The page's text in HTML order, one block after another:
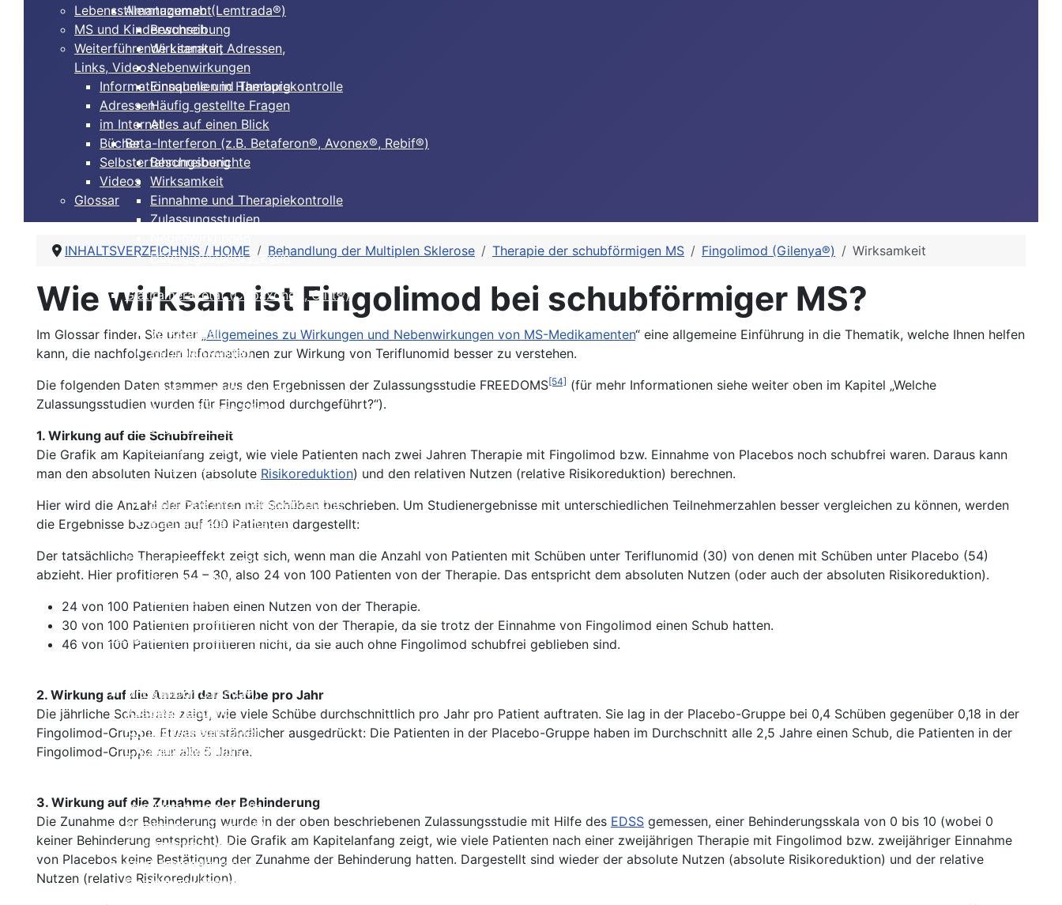
Alemtuzumab (Lemtrada®)
Beschreibung
Wirksamkeit
Nebenwirkungen
Einnahme und Therapiekontrolle
Häufig gestellte Fragen
Alles auf einen Blick
Beta-Interferon (z.B. Betaferon®, Avonex®, Rebif®)
Beschreibung
Wirksamkeit
Einnahme und Therapiekontrolle
Zulassungsstudien
Häufig gestellte Fragen
Glatirameracetat (Copaxone®, Clift®)
Beschreibung
Wirksamkeit
Nebenwirkungen
Häufig gestellte Fragen
Alles auf einen Blick
Dimethylfumarat, BG12 (Tecfidera®)
Beschreibung
Wirksamkeit
Nebenwirkungen
Einnahme und Therapiekontrolle
Häufig gestellte Fragen
Teriflunomid (Aubagio®)
Beschreibung
Wirksamkeit
Nebenwirkungen
Einnahme und Therapiekontrolle
Häufig gestellte Fragen
Fingolimod (Gilenya®)
Beschreibung
Wirksamkeit
Nebenwirkungen
Alles auf einen Blick
Natalizumab (Tysabri®)
Beschreibung
Wirksamkeit
Nebenwirkungen
Therapie der sekundär
progredienten MS
Mitoxantron
Azathioprin
Kombinationstherapien
Cyclophosphamid
Immunglobuline
Cladibrin
Cyclosporin
Keine Immuntherapie
Einzelnachweise
Therapie der primär progredienten
Lebensstilmanagement
MS und Kinderwunsch
Weiterführende Literatur, Adressen,
Links, Videos
Informationsquellen in Hamburg
Adressen
im Internet
Bücher
Selbsterfahrungsberichte
Videos
Glossar
INHALTSVERZEICHNIS / HOME Behandlung der Multiplen Sklerose Therapie der schubförmigen MS Fingolimod (Gilenya®) Wirksamkeit
Wie wirksam ist Fingolimod bei schubförmiger MS?
Im Glossar finden Sie unter „Allgemeines zu Wirkungen und Nebenwirkungen von MS-Medikamenten“ eine allgemeine Einführung in die Thematik, welche Ihnen helfen
kann, die nachfolgenden Informationen zur Wirkung von Teriflunomid besser zu verstehen.
Die folgenden Daten stammen aus den Ergebnissen der Zulassungsstudie FREEDOMS[54] (für mehr Informationen siehe weiter oben im Kapitel „Welche
Zulassungsstudien wurden für Fingolimod durchgeführt?“).
1. Wirkung auf die Schubfreiheit
Die Grafik am Kapitelanfang zeigt, wie viele Patienten nach zwei Jahren Therapie mit Fingolimod bzw. Einnahme von Placebos noch schubfrei waren. Daraus kann
man den absoluten Nutzen (absolute Risikoreduktion) und den relativen Nutzen (relative Risikoreduktion) berechnen.
Hier wird die Anzahl der Patienten mit Schüben beschrieben. Um Studienergebnisse mit unterschiedlichen Teilnehmerzahlen besser vergleichen zu können, werden
die Ergebnisse bezogen auf 100 Patienten dargestellt:
Der tatsächliche Therapieeffekt zeigt sich, wenn man die Anzahl von Patienten mit Schüben unter Teriflunomid (30) von denen mit Schüben unter Placebo (54)
abzieht. Hier profitieren 54 – 30, also 24 von 100 Patienten von der Therapie. Das entspricht dem absoluten Nutzen (oder auch der absoluten Risikoreduktion).
24 von 100 Patienten haben einen Nutzen von der Therapie.
30 von 100 Patienten profitieren nicht von der Therapie, da sie trotz der Einnahme von Fingolimod einen Schub hatten.
46 von 100 Patienten profitieren nicht, da sie auch ohne Fingolimod schubfrei geblieben sind.
2. Wirkung auf die Anzahl der Schübe pro Jahr
Die jährliche Schubrate zeigt, wie viele Schübe durchschnittlich pro Jahr pro Patient auftraten. Sie lag in der Placebo-Gruppe bei 0,4 Schüben gegenüber 0,18 in der
Fingolimod-Gruppe. Etwas verständlicher ausgedrückt: Die Patienten in der Placebo-Gruppe haben im Durchschnitt alle 2,5 Jahre einen Schub, die Patienten in der
Fingolimod-Gruppe nur alle 5 Jahre.
3. Wirkung auf die Zunahme der Behinderung
Die Zunahme der Behinderung wurde in der oben beschriebenen Zulassungsstudie mit Hilfe des EDSS gemessen, einer Behinderungsskala von 0 bis 10 (wobei 0
keiner Behinderung entspricht). Die Grafik am Kapitelanfang zeigt, wie viele Patienten nach einer zweijährigen Therapie mit Fingolimod bzw. zweijähriger Einnahme
von Placebos keine Bestätigung der Zunahme der Behinderung hatten. Dargestellt sind wieder der absolute Nutzen (absolute Risikoreduktion) und der relative
Nutzen (relative Risikoreduktion).